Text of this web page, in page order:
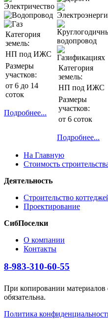
Категория
земель:
НП под ИЖС
Размеры
участков:
от 6 до 14
соток
Подробнее...
Категория
земель:
НП под ИЖС
Размеры
участков:
от 6 соток
Подробнее...
На Главную
Стоимость
Деятельность
Строительство
Проектирование
СибПоселки
О компании
Контакты
8-983-310-60-55
При копировании
обязательна.
Политика